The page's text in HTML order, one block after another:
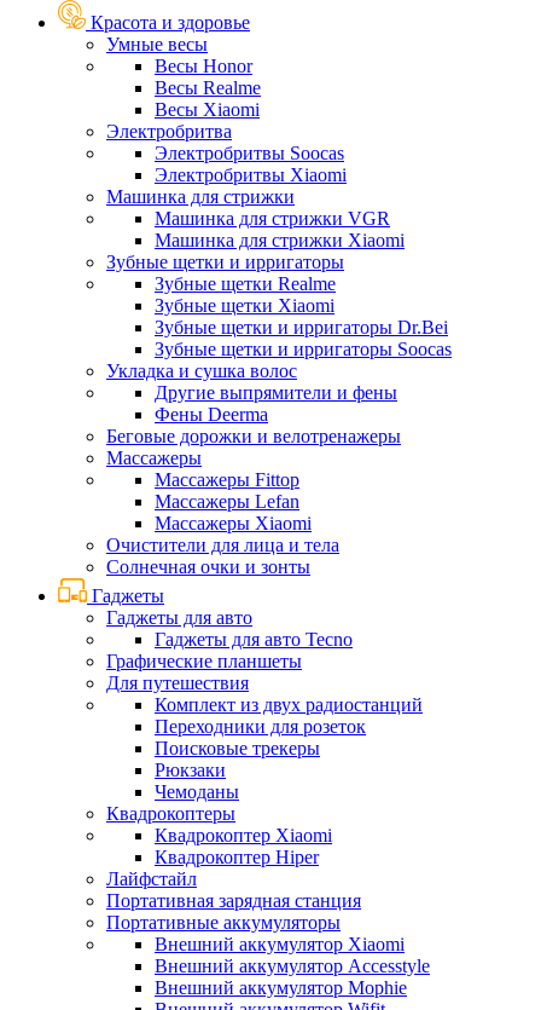
Красота и здоровье
Умные весы
Весы Honor
Весы Realme
Весы Xiaomi
Электробритва
Электробритвы Soocas
Электробритвы Xiaomi
Машинка для стрижки
Машинка для стрижки VGR
Машинка для стрижки Xiaomi
Зубные щетки и ирригаторы
Зубные щетки Realme
Зубные щетки Xiaomi
Зубные щетки и ирригаторы Dr.Bei
Зубные щетки и ирригаторы Soocas
Укладка и сушка волос
Другие выпрямители и фены
Фены Deerma
Беговые дорожки и велотренажеры
Массажеры
Массажеры Fittop
Массажеры Lefan
Массажеры Xiaomi
Очистители для лица и тела
Солнечная очки и зонты
Гаджеты
Гаджеты для авто
Гаджеты для авто Tecno
Графические планшеты
Для путешествия
Комплект из двух радиостанций
Переходники для розеток
Поисковые трекеры
Рюкзаки
Чемоданы
Квадрокоптеры
Квадрокоптер Xiaomi
Квадрокоптер Hiper
Лайфстайл
Портативная зарядная станция
Портативные аккумуляторы
Внешний аккумулятор Xiaomi
Внешний аккумулятор Accesstyle
Внешний аккумулятор Mophie